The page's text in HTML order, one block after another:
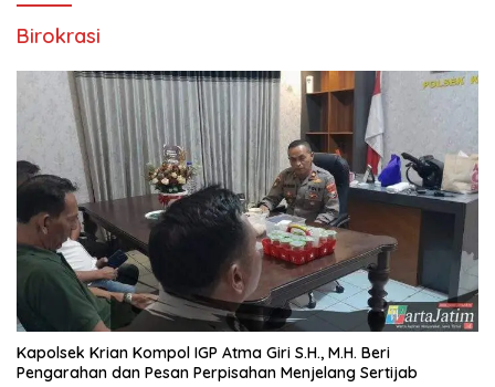
Birokrasi
Kapolsek Krian Kompol IGP Atma Giri S.H., M.H. Beri
Pengarahan dan Pesan Perpisahan Menjelang Sertijab